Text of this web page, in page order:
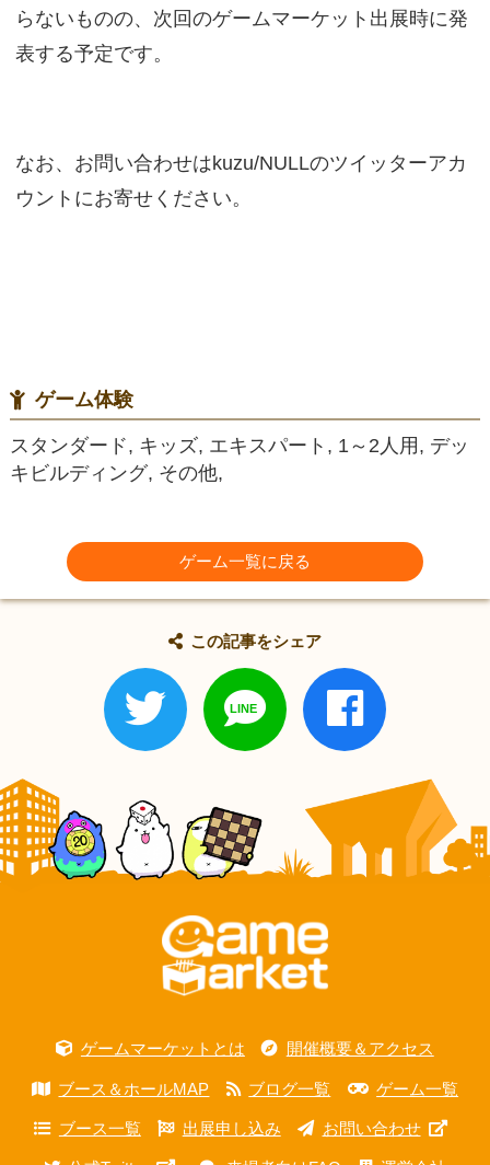
らないものの、次回のゲームマーケット出展時に発
表する予定です。
なお、お問い合わせはkuzu/NULLのツイッターアカ
ウントにお寄せください。
ゲーム体験
スタンダード, キッズ, エキスパート, 1～2人用, デッ
キビルディング, その他,
ゲーム一覧に戻る
この記事をシェア
ゲームマーケットとは 開催概要＆アクセス
ブース＆ホールMAP ブログ一覧 ゲーム一覧
ブース一覧 出展申し込み お問い合わせ